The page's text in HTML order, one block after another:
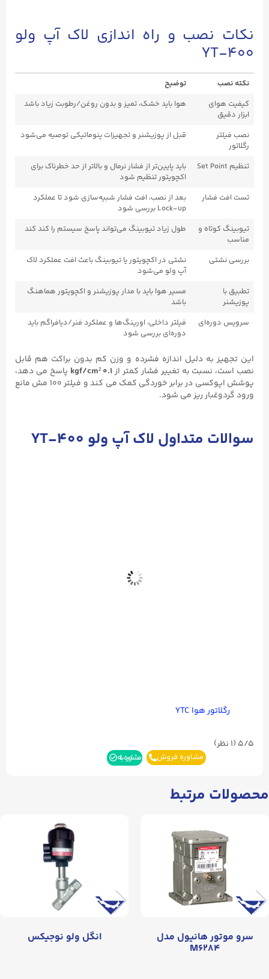
نکات نصب و راه اندازی لاک آپ ولو
YT-۴۰۰
نکته نصب
توضیح
کیفیت هوای
ابزار دقیق
هوا باید خشک، تمیز و بدون روغن/رطوبت زیاد باشد
نصب فیلتر
رگلاتور
قبل از پوزیشنر و تجهیزات پنوماتیکی توصیه می‌شود
تنظیم Set Point
باید پایین‌تر از فشار نرمال و بالاتر از حد خطرناک برای
اکچویتور تنظیم شود
تست افت فشار
بعد از نصب، افت فشار شبیه‌سازی شود تا عملکرد
Lock-up بررسی شود
تیوبینگ کوتاه و
مناسب
طول زیاد تیوبینگ می‌تواند پاسخ سیستم را کند کند
بررسی نشتی
نشتی در اکچویتور یا تیوبینگ باعث افت عملکرد لاک
آپ ولو می‌شود
تطبیق با
پوزیشنر
مسیر هوا باید با مدار پوزیشنر و اکچویتور هماهنگ
باشد
سرویس دوره‌ای
فیلتر داخلی، اورینگ‌ها و عملکرد فنر/دیافراگم باید
دوره‌ای بررسی شود
این تجهیز به دلیل اندازه فشرده و وزن کم بدون براکت هم قابل
نصب است، نسبت به تغییر فشار کمتر از 0.1 kgf/cm²
پاسخ می دهد،
پوشش اپوکسی در برابر خوردگی کمک می کند و فیلتر ۱۰۰ مش مانع
ورود گردوغبار ریز می شود.
سوالات متداول لاک آپ ولو
رگلاتور هوا YTC
5/5 (۱ نظر)
مشاوره فروش مشاوره بله
محصولات مرتبط
سرو موتور هانیول مدل
M۶۲۸۴
انگل ولو نوجیکس